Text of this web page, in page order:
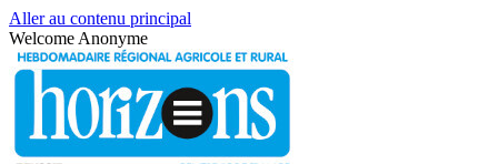
Aller au contenu principal
Welcome Anonyme